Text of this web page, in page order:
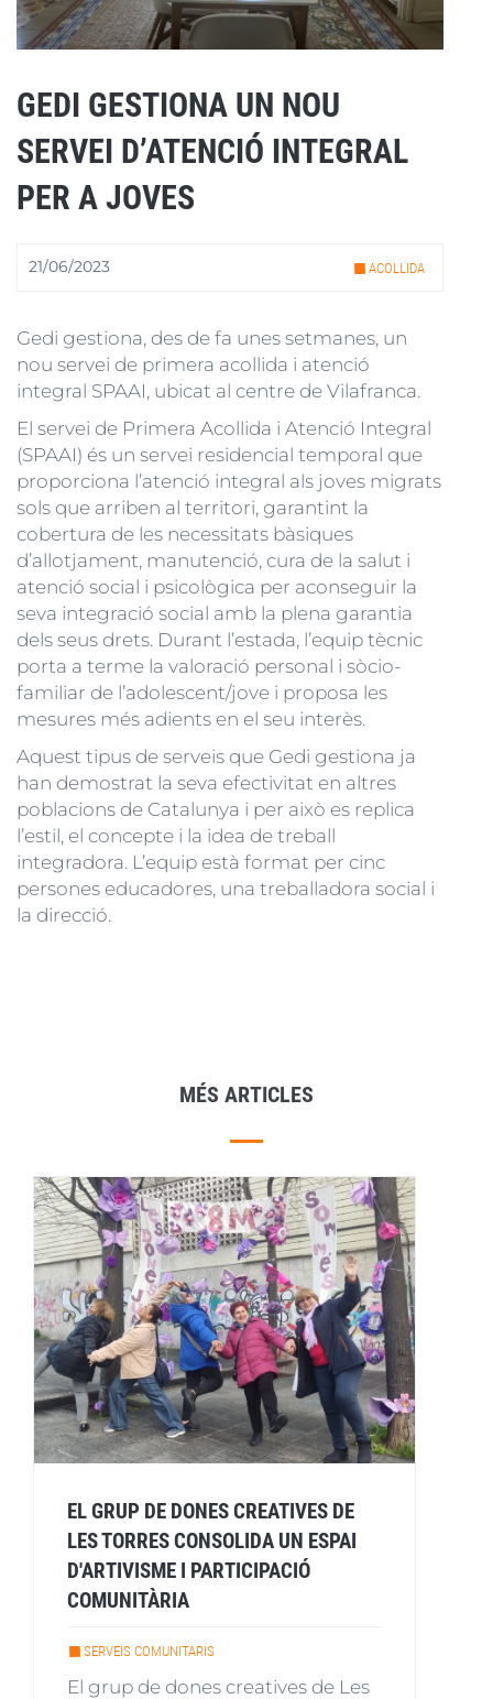
GEDI GESTIONA UN NOU
SERVEI D’ATENCIÓ INTEGRAL
PER A JOVES
21/06/2023 ACOLLIDA
Gedi gestiona, des de fa unes setmanes, un
nou servei de primera acollida i atenció
integral SPAAI, ubicat al centre de Vilafranca.
El servei de Primera Acollida i Atenció Integral
(SPAAI) és un servei residencial temporal que
proporciona l’atenció integral als joves migrats
sols que arriben al territori, garantint la
cobertura de les necessitats bàsiques
d’allotjament, manutenció, cura de la salut i
atenció social i psicològica per aconseguir la
seva integració social amb la plena garantia
dels seus drets. Durant l’estada, l’equip tècnic
porta a terme la valoració personal i sòcio-
familiar de l’adolescent/jove i proposa les
mesures més adients en el seu interès.
Aquest tipus de serveis que Gedi gestiona ja
han demostrat la seva efectivitat en altres
poblacions de Catalunya i per això es replica
l’estil, el concepte i la idea de treball
integradora. L’equip està format per cinc
persones educadores, una treballadora social i
la direcció.
MÉS ARTICLES
EL GRUP DE DONES CREATIVES DE
LES TORRES CONSOLIDA UN ESPAI
D'ARTIVISME I PARTICIPACIÓ
COMUNITÀRIA
SERVEIS COMUNITARIS
El grup de dones creatives de Les